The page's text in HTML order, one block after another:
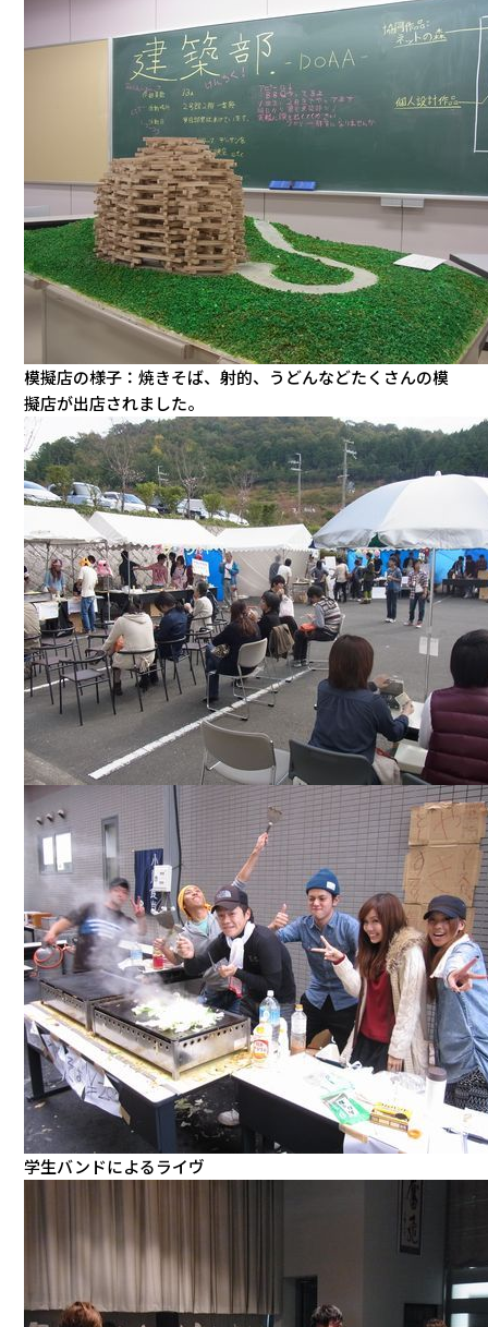
模擬店の様子：焼きそば、射的、うどんなどたくさんの模
擬店が出店されました。
学生バンドによるライヴ